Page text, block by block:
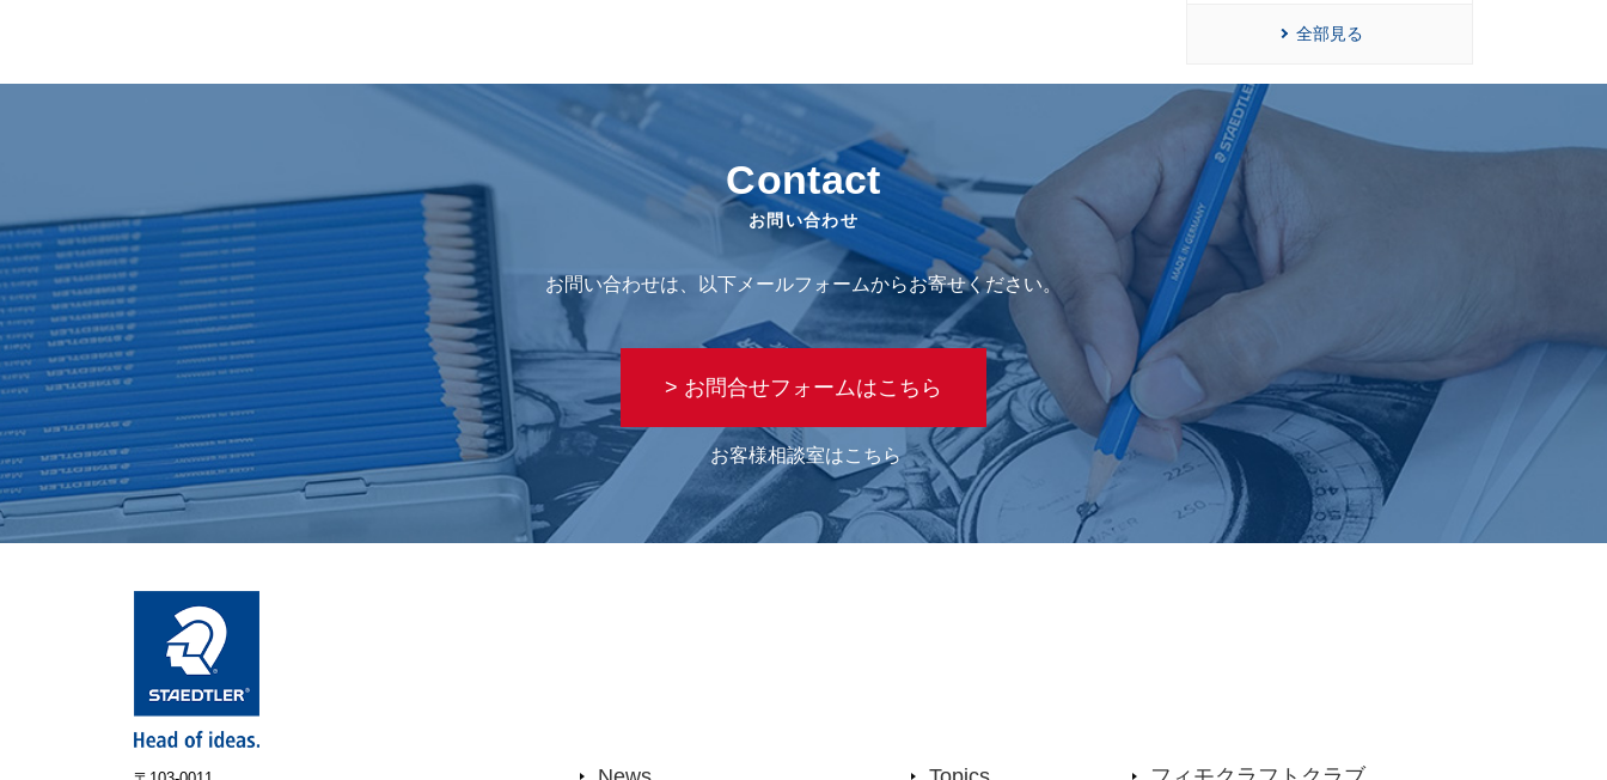
全部見る
Contact
お問い合わせ
お問い合わせは、以下メールフォームからお寄せください。
> お問合せフォームはこちら
お客様相談室はこちら